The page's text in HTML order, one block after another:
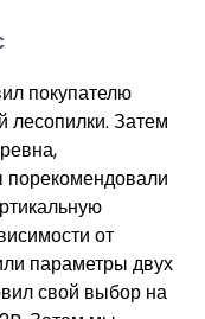
покупателю
лесопилки. Затем
порекомендовали
от
параметры двух
свой выбор на